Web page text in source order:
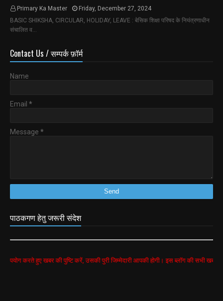
Primary Ka Master
Friday, December 27, 2024
BASIC SHIKSHA, CIRCULAR, HOLIDAY, LEAVE : बेसिक शिक्षा परिषद के नियंत्रणाधीन
संचालित व…
Contact Us / सम्पर्क फ़ॉर्म
Name
Email *
Message *
पाठकगण हेतु जरूरी संदेश
की पुष्टि करें, उसकी पुरी जिम्मेदारी आपकी होगी। इस ब्लॉग की सभी खबरें